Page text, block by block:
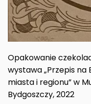
Opakowanie
wystawa „Przepis na
miasta i regionu” w
Bydgoszczy, 2022